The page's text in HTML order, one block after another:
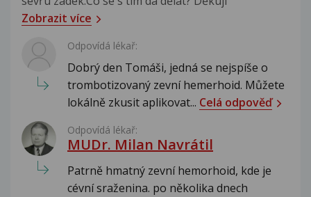
Zobrazit více
Odpovídá lékař:
Dobrý den Tomáši, jedná se nejspíše o
trombotizovaný zevní hemerhoid. Můžete
lokálně zkusit aplikovat... Celá odpověď
Odpovídá lékař:
MUDr. Milan Navrátil
Patrně hmatný zevní hemorhoid, kde je
cévní sraženina. po několika dnech